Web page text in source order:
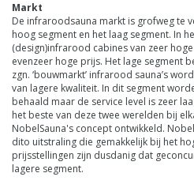
Markt
De infraroodsauna markt is grofweg te
hoog segment en het laag segment. In
(design)infrarood cabines van zeer
evenzeer hoge prijs. Het lage segment
zgn. ‘bouwmarkt’ infrarood sauna’s
van lagere kwaliteit. In dit segment
behaald maar de service level is zeer
het beste van deze twee werelden bij
NobelSauna's concept ontwikkeld.
dito uitstraling die gemakkelijk bij het
prijsstellingen zijn dusdanig dat
lagere segment.